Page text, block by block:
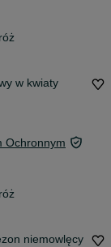
w kwiaty
Ochronnym
niemowlęcy